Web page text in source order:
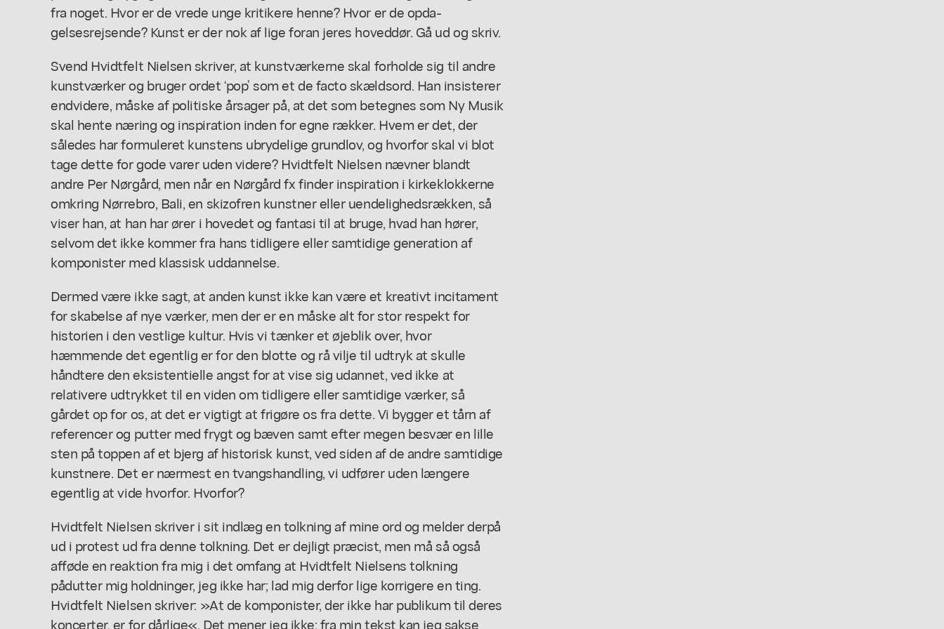
fra noget. Hvor er de vrede unge kritikere henne? Hvor er de opda-
gelsesrejsende? Kunst er der nok af lige foran jeres hoveddør. Gå ud og skriv.
Svend Hvidtfelt Nielsen skriver, at kunstværkerne skal forholde sig til andre
kunstværker og bruger ordet ‘pop’ som et de facto skældsord. Han insisterer
endvidere, måske af politiske årsager på, at det som betegnes som Ny Musik
skal hente næring og inspiration inden for egne rækker. Hvem er det, der
således har formuleret kunstens ubrydelige grundlov, og hvorfor skal vi blot
tage dette for gode varer uden videre? Hvidtfelt Nielsen nævner blandt
andre Per Nørgård, men når en Nørgård fx finder inspiration i kirkeklokkerne
omkring Nørrebro, Bali, en skizofren kunstner eller uendelighedsrækken, så
viser han, at han har ører i hovedet og fantasi til at bruge, hvad han hører,
selvom det ikke kommer fra hans tidligere eller samtidige generation af
komponister med klassisk uddannelse.
Dermed være ikke sagt, at anden kunst ikke kan være et kreativt incitament
for skabelse af nye værker, men der er en måske alt for stor respekt for
historien i den vestlige kultur. Hvis vi tænker et øjeblik over, hvor
hæmmende det egentlig er for den blotte og rå vilje til udtryk at skulle
håndtere den eksistentielle angst for at vise sig udannet, ved ikke at
relativere udtrykket til en viden om tidligere eller samtidige værker, så
gårdet op for os, at det er vigtigt at frigøre os fra dette. Vi bygger et tårn af
referencer og putter med frygt og bæven samt efter megen besvær en lille
sten på toppen af et bjerg af historisk kunst, ved siden af de andre samtidige
kunstnere. Det er nærmest en tvangshandling, vi udfører uden længere
egentlig at vide hvorfor. Hvorfor?
Hvidtfelt Nielsen skriver i sit indlæg en tolkning af mine ord og melder derpå
ud i protest ud fra denne tolkning. Det er dejligt præcist, men må så også
afføde en reaktion fra mig i det omfang at Hvidtfelt Nielsens tolkning
pådutter mig holdninger, jeg ikke har; lad mig derfor lige korrigere en ting.
Hvidtfelt Nielsen skriver: »At de komponister, der ikke har publikum til deres
koncerter, er for dårlige«. Det mener jeg ikke; fra min tekst kan jeg sakse